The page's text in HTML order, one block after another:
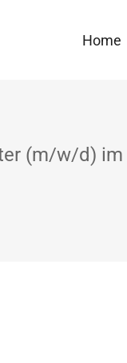
Home
(m/w/d) im